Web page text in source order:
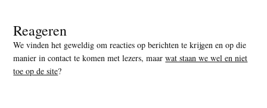
Reageren
We vinden het geweldig om reacties op berichten te krijgen en op die
manier in contact te komen met lezers, maarwat staan we wel en niet
toe op de site?